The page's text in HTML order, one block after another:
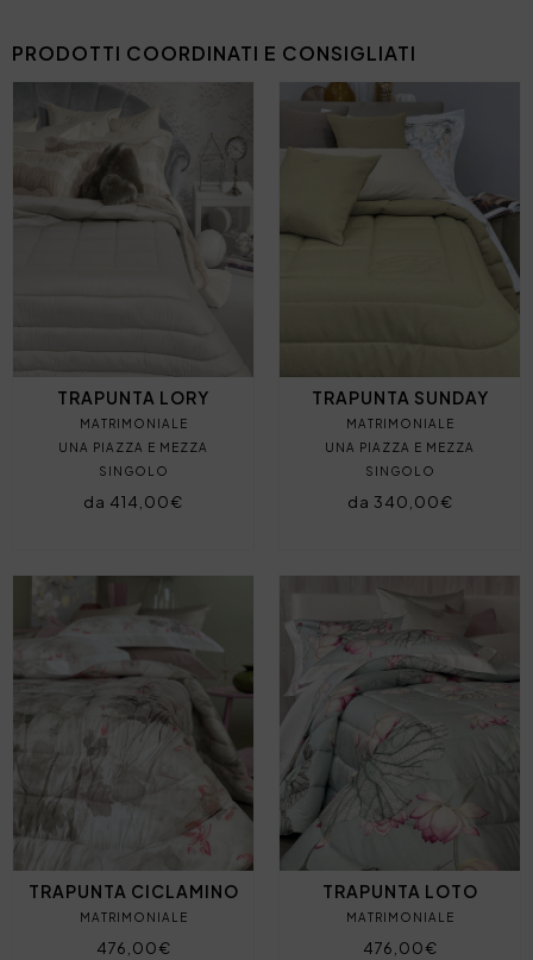
PRODOTTI COORDINATI E CONSIGLIATI
TRAPUNTA LORY
MATRIMONIALE
UNA PIAZZA E MEZZA
SINGOLO
da 414,00€
TRAPUNTA SUNDAY
MATRIMONIALE
UNA PIAZZA E MEZZA
SINGOLO
da 340,00€
TRAPUNTA CICLAMINO
MATRIMONIALE
476,00€
TRAPUNTA LOTO
MATRIMONIALE
476,00€